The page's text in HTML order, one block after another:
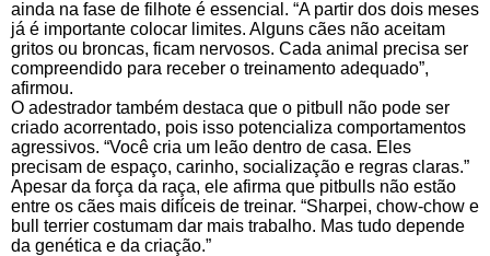
ainda na fase de filhote é essencial. “A partir dos dois meses
já é importante colocar limites. Alguns cães não aceitam
gritos ou broncas, ficam nervosos. Cada animal precisa ser
compreendido para receber o treinamento adequado”,
afirmou.
O adestrador também destaca que o pitbull não pode ser
criado acorrentado, pois isso potencializa comportamentos
agressivos. “Você cria um leão dentro de casa. Eles
precisam de espaço, carinho, socialização e regras claras.”
Apesar da força da raça, ele afirma que pitbulls não estão
entre os cães mais difíceis de treinar. “Sharpei, chow-chow e
bull terrier costumam dar mais trabalho. Mas tudo depende
da genética e da criação.”